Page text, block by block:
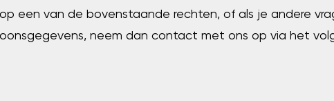
een van de bovenstaande rechten, of als je andere
neem dan contact met ons op via het